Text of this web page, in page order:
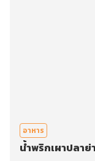
อาหาร
น้ำพริกเผาปลาย่